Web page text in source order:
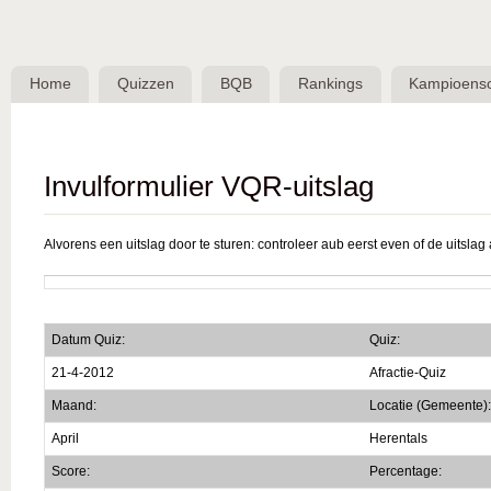
Belgische
QuizBond
Home Quizzen BQB Rankings
Invulformulier VQR-uitslag
Alvorens een uitslag door te sturen: controleer aub eerst even of de
Datum Quiz: Quiz:
21-4-2012 Afractie-Quiz
Maand: Locatie (Gemeente):
April Herentals
Score: Percentage: